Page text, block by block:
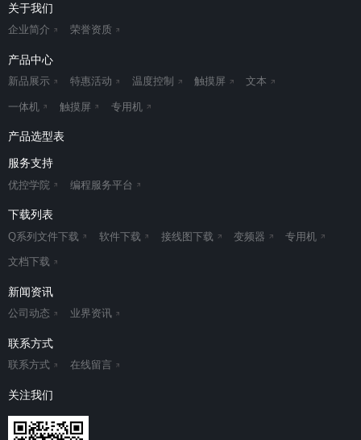
关于我们
企业简介 荣誉资质
产品中心
新品展示 特惠活动 温度控制 触摸屏 文本
一体机 触摸屏 专用机
产品选型表
服务支持
优控学院 编程服务平台
下载列表
Q系列文件下载 软件下载 接线图下载 变频器 专用机
文档下载
新闻资讯
公司动态 业界资讯
联系方式
联系方式 在线留言
关注我们